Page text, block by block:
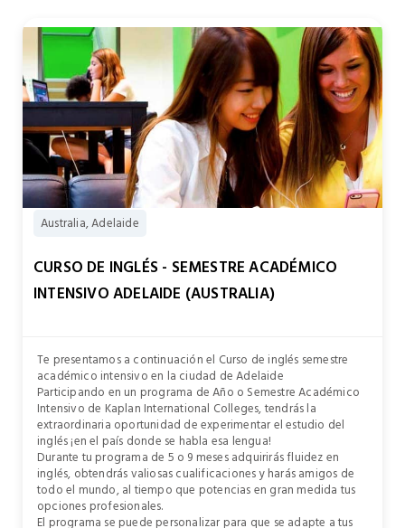
Australia, Adelaide
CURSO DE INGLÉS - SEMESTRE ACADÉMICO
INTENSIVO ADELAIDE (AUSTRALIA)
Te presentamos a continuación el Curso de inglés semestre
académico intensivo en la ciudad de Adelaide
Participando en un programa de Año o Semestre Académico
Intensivo de Kaplan International Colleges, tendrás la
extraordinaria oportunidad de experimentar el estudio del
inglés ¡en el país donde se habla esa lengua!
Durante tu programa de 5 o 9 meses adquirirás fluidez en
inglés, obtendrás valiosas cualificaciones y harás amigos de
todo el mundo, al tiempo que potencias en gran medida tus
opciones profesionales.
El programa se puede personalizar para que se adapte a tus